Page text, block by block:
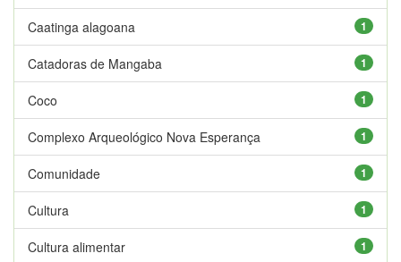
1
Caatinga alagoana
1
Catadoras de Mangaba
1
Coco
1
Complexo Arqueológico Nova Esperança
1
Comunidade
1
Cultura
1
Cultura alimentar